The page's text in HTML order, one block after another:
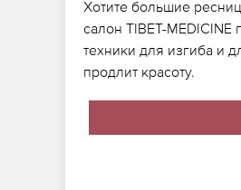
Хотите большие
салон TIBET-
техники для изгиба и
продлит красоту.